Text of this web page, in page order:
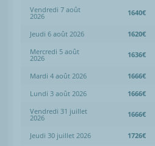
Vendredi 7 août
2026 1640€
Jeudi 6 août 2026 1620€
Mercredi 5 août
2026 1636€
Mardi 4 août 2026 1666€
Lundi 3 août 2026
1666€
Vendredi 31 juillet
2026 1666€
Jeudi 30 juillet 2026 1726€